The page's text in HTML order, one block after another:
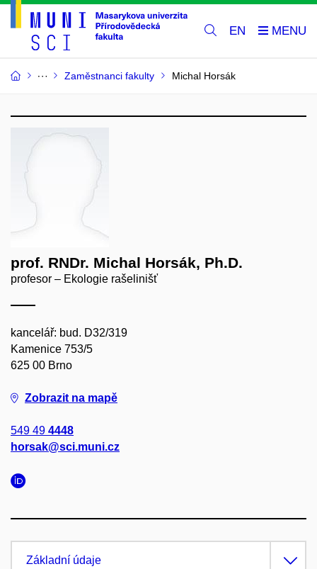
EN
Zaměstnanci fakulty Michal Horsák
prof. RNDr. Michal Horsák, Ph.D.
profesor – Ekologie rašelinišť
kancelář: bud. D32/319
Kamenice 753/5
625 00 Brno
Zobrazit na mapě
549 49 4448
horsak@sci.muni.cz
Základní údaje